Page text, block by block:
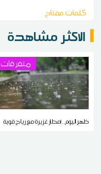
كلمات مفتاح
الاكثر مشاهدة
متفرقات
ظهر اليوم.. أمطار غزيرة مع رياح قوية